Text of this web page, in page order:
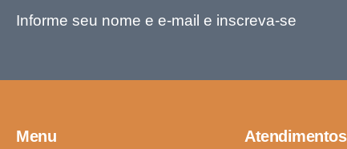
Informe seu nome e e-mail e inscreva-se
Menu Atendimentos